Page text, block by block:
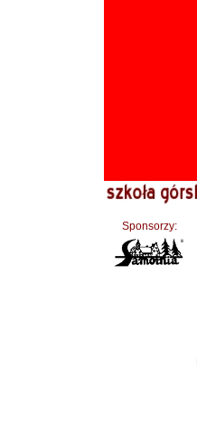
Sponsorzy: